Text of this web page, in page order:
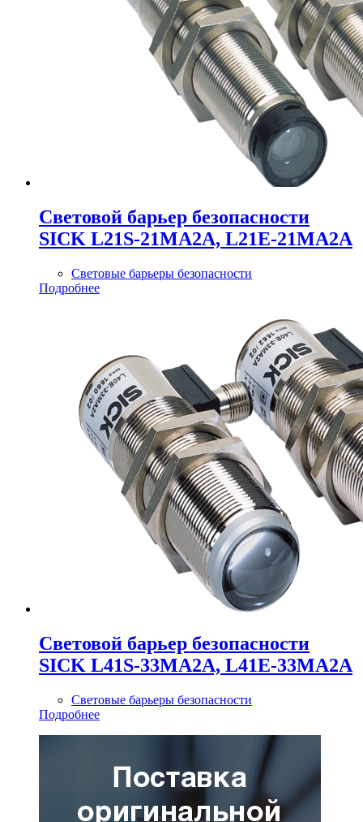
Cветовой барьер безопасности
SICK L21S-21MA2A, L21E-21MA2A
Световые барьеры безопасности
Подробнее
Cветовой барьер безопасности
SICK L41S-33MA2A, L41E-33MA2A
Световые барьеры безопасности
Подробнее